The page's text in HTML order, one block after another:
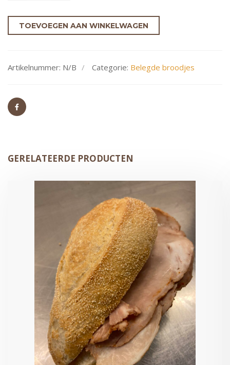
TOEVOEGEN AAN WINKELWAGEN
Artikelnummer: N/B Categorie: Belegde broodjes